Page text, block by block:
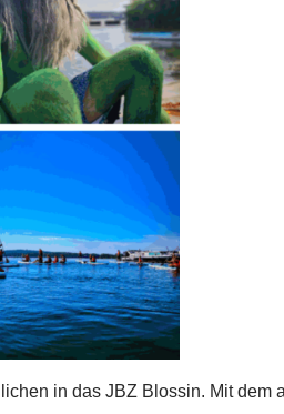
in das JBZ Blossin. Mit dem